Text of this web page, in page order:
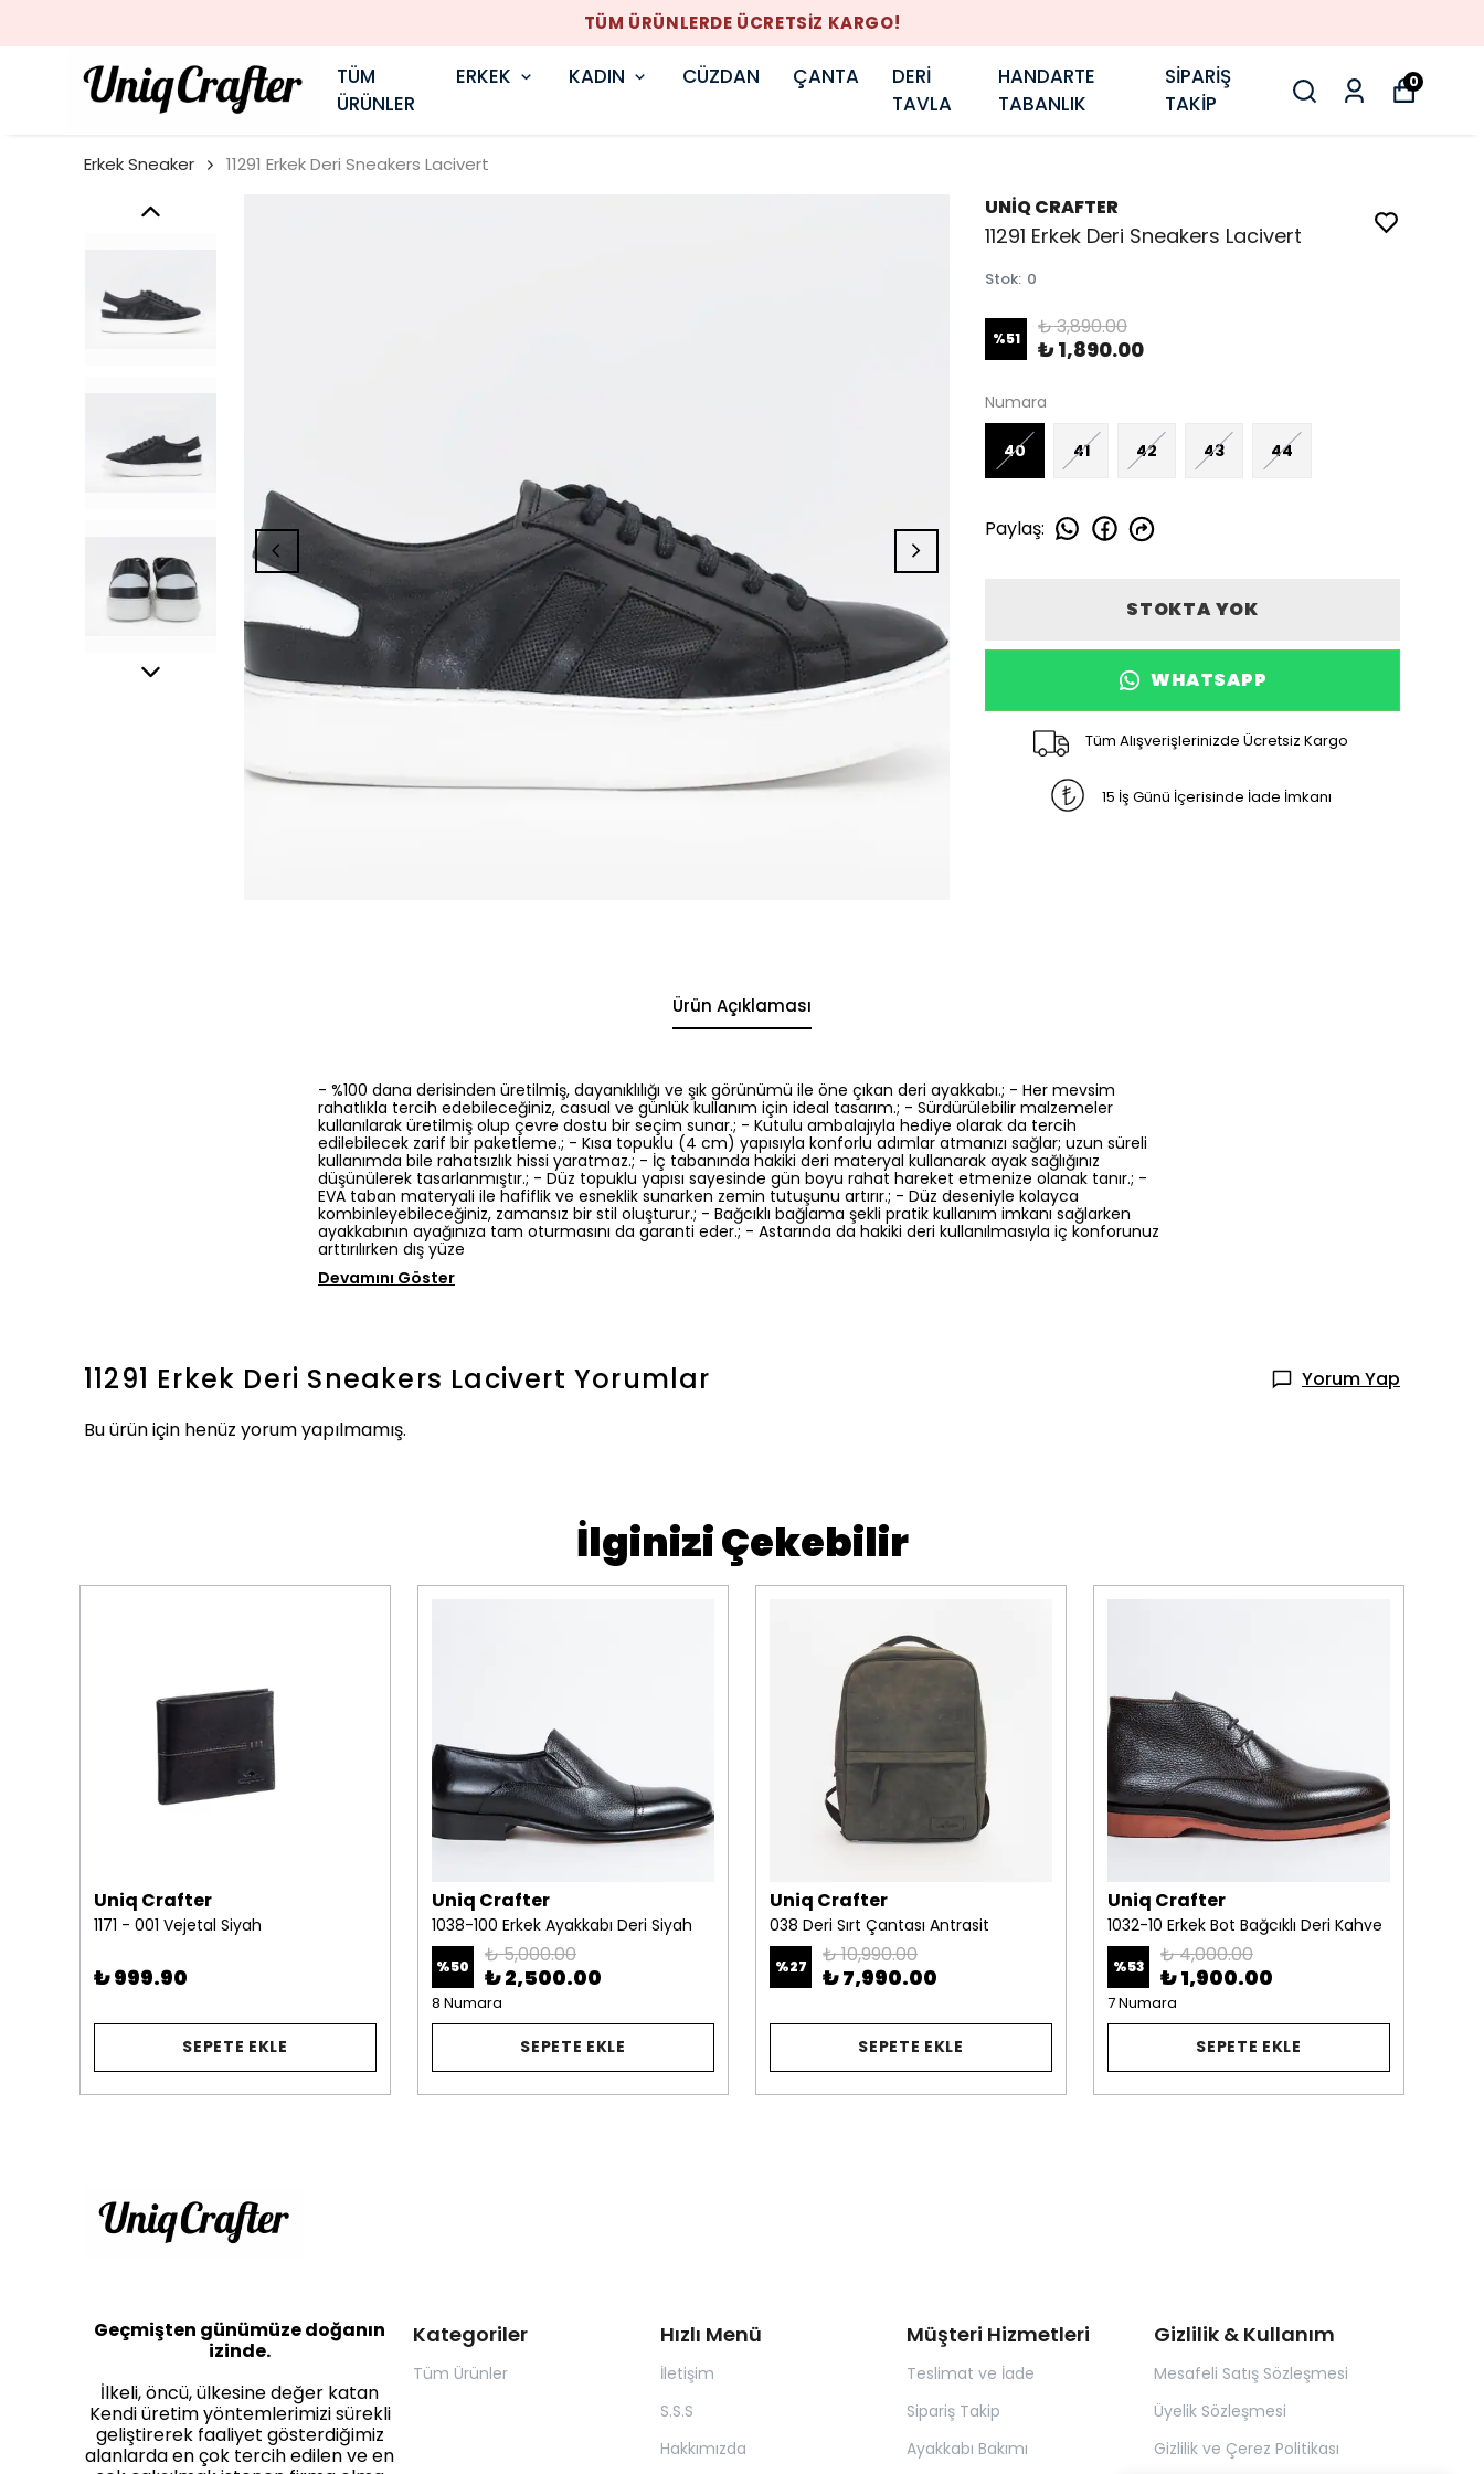
TÜM ÜRÜNLERDE ÜCRETSİZ KARGO!
TÜM
ÜRÜNLER
ERKEK KADIN CÜZDAN ÇANTA
DERİ
TAVLA
HANDARTE
TABANLIK
SİPARİŞ
TAKİP
0
Erkek Sneaker 11291 Erkek Deri Sneakers Lacivert
UNİQ CRAFTER
11291 Erkek Deri Sneakers Lacivert
Stok: 0
%51 ₺ 3,890.00
₺ 1,890.00
Numara
40 41 42 43 44
Paylaş:
STOKTA YOK
WHATSAPP
Tüm Alışverişlerinizde Ücretsiz Kargo
15 İş Günü İçerisinde İade İmkanı
Ürün Açıklaması
- %100 dana derisinden üretilmiş, dayanıklılığı ve şık görünümü ile öne çıkan deri ayakkabı.; - Her mevsim
rahatlıkla tercih edebileceğiniz, casual ve günlük kullanım için ideal tasarım.; - Sürdürülebilir malzemeler
kullanılarak üretilmiş olup çevre dostu bir seçim sunar.; - Kutulu ambalajıyla hediye olarak da tercih
edilebilecek zarif bir paketleme.; - Kısa topuklu (4 cm) yapısıyla konforlu adımlar atmanızı sağlar; uzun süreli
kullanımda bile rahatsızlık hissi yaratmaz.; - İç tabanında hakiki deri materyal kullanarak ayak sağlığınız
düşünülerek tasarlanmıştır.; - Düz topuklu yapısı sayesinde gün boyu rahat hareket etmenize olanak tanır.; -
EVA taban materyali ile hafiflik ve esneklik sunarken zemin tutuşunu artırır.; - Düz deseniyle kolayca
kombinleyebileceğiniz, zamansız bir stil oluşturur.; - Bağcıklı bağlama şekli pratik kullanım imkanı sağlarken
ayakkabının ayağınıza tam oturmasını da garanti eder.; - Astarında da hakiki deri kullanılmasıyla iç konforunuz
arttırılırken dış yüze
Devamını Göster
11291 Erkek Deri Sneakers Lacivert Yorumlar
Yorum Yap
Bu ürün için henüz yorum yapılmamış.
İlginizi Çekebilir
Uniq Crafter
1171 - 001 Vejetal Siyah
₺ 999.90
SEPETE EKLE
Uniq Crafter
1038-100 Erkek Ayakkabı Deri Siyah
%50 ₺ 5,000.00
₺ 2,500.00
8 Numara
SEPETE EKLE
Uniq Crafter
038 Deri Sırt Çantası Antrasit
%27 ₺ 10,990.00
₺ 7,990.00
SEPETE EKLE
Uniq Crafter
1032-10 Erkek Bot Bağcıklı Deri Kahve
%53 ₺ 4,000.00
₺ 1,900.00
7 Numara
SEPETE EKLE
Kategoriler
Tüm Ürünler
Hızlı Menü
İletişim
S.S.S
Hakkımızda
Müşteri Hizmetleri
Teslimat ve İade
Sipariş Takip
Ayakkabı Bakımı
Gizlilik & Kullanım
Mesafeli Satış Sözleşmesi
Üyelik Sözleşmesi
Gizlilik ve Çerez Politikası
Geçmişten günümüze doğanın
izinde.
İlkeli, öncü, ülkesine değer katan
Kendi üretim yöntemlerimizi sürekli
geliştirerek faaliyet gösterdiğimiz
alanlarda en çok tercih edilen ve en